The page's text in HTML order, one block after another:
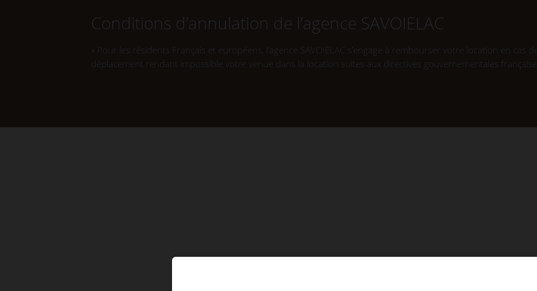
Conditions d’annulation de l’agence SAVOIELAC
« Pour les résidents Français et européens, l’agence SAVOIELAC s’engage à rembourser votre location en cas
déplacement rendant impossible votre venue dans la location suites aux directives gouvernementales